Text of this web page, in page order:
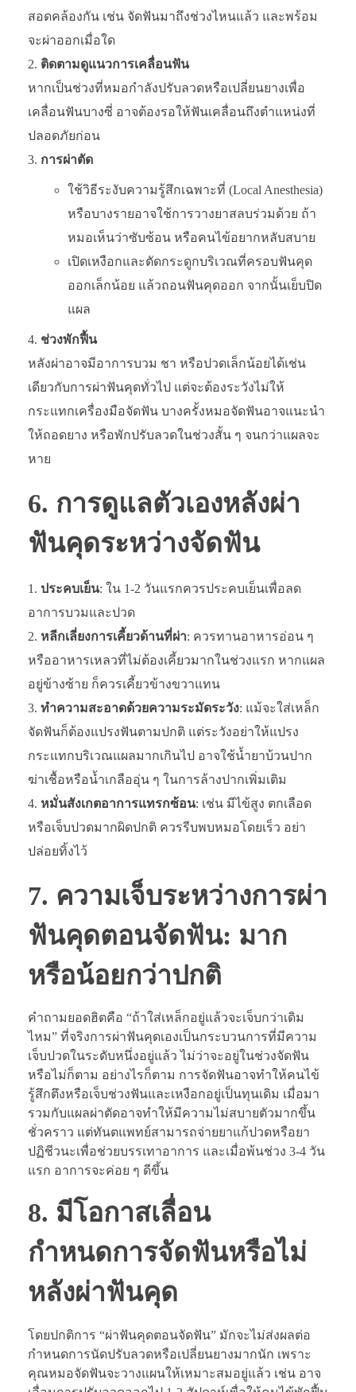
สอดคล้องกัน เช่น จัดฟันมาถึงช่วงไหนแล้ว และพร้อม
จะผ่าออกเมื่อใด
ติดตามดูแนวการเคลื่อนฟัน
หากเป็นช่วงที่หมอกำลังปรับลวดหรือเปลี่ยนยางเพื่อ
เคลื่อนฟันบางซี่ อาจต้องรอให้ฟันเคลื่อนถึงตำแหน่งที่
ปลอดภัยก่อน
การผ่าตัด
ใช้วิธีระงับความรู้สึกเฉพาะที่ (Local Anesthesia)
หรือบางรายอาจใช้การวางยาสลบร่วมด้วย ถ้า
หมอเห็นว่าซับซ้อน หรือคนไข้อยากหลับสบาย
เปิดเหงือกและตัดกระดูกบริเวณที่ครอบฟันคุด
ออกเล็กน้อย แล้วถอนฟันคุดออก จากนั้นเย็บปิด
แผล
ช่วงพักฟื้น
หลังผ่าอาจมีอาการบวม ชา หรือปวดเล็กน้อยได้เช่น
เดียวกับการผ่าฟันคุดทั่วไป แต่จะต้องระวังไม่ให้
กระแทกเครื่องมือจัดฟัน บางครั้งหมอจัดฟันอาจแนะนำ
ให้ถอดยาง หรือพักปรับลวดในช่วงสั้น ๆ จนกว่าแผลจะ
หาย
6. การดูแลตัวเองหลังผ่า
ฟันคุดระหว่างจัดฟัน
ประคบเย็น: ใน 1-2 วันแรกควรประคบเย็นเพื่อลด
อาการบวมและปวด
หลีกเลี่ยงการเคี้ยวด้านที่ผ่า: ควรทานอาหารอ่อน ๆ
หรืออาหารเหลวที่ไม่ต้องเคี้ยวมากในช่วงแรก หากแผล
อยู่ข้างซ้าย ก็ควรเคี้ยวข้างขวาแทน
ทำความสะอาดด้วยความระมัดระวัง: แม้จะใส่เหล็ก
จัดฟันก็ต้องแปรงฟันตามปกติ แต่ระวังอย่าให้แปรง
กระแทกบริเวณแผลมากเกินไป อาจใช้น้ำยาบ้วนปาก
ฆ่าเชื้อหรือน้ำเกลืออุ่น ๆ ในการล้างปากเพิ่มเติม
หมั่นสังเกตอาการแทรกซ้อน: เช่น มีไข้สูง ตกเลือด
หรือเจ็บปวดมากผิดปกติ ควรรีบพบหมอโดยเร็ว อย่า
ปล่อยทิ้งไว้
7. ความเจ็บระหว่างการผ่า
ฟันคุดตอนจัดฟัน: มาก
หรือน้อยกว่าปกติ
คำถามยอดฮิตคือ “ถ้าใส่เหล็กอยู่แล้วจะเจ็บกว่าเดิม
ไหม” ที่จริงการผ่าฟันคุดเองเป็นกระบวนการที่มีความ
เจ็บปวดในระดับหนึ่งอยู่แล้ว ไม่ว่าจะอยู่ในช่วงจัดฟัน
หรือไม่ก็ตาม อย่างไรก็ตาม การจัดฟันอาจทำให้คนไข้
รู้สึกตึงหรือเจ็บช่วงฟันและเหงือกอยู่เป็นทุนเดิม เมื่อมา
รวมกับแผลผ่าตัดอาจทำให้มีความไม่สบายตัวมากขึ้น
ชั่วคราว แต่ทันตแพทย์สามารถจ่ายยาแก้ปวดหรือยา
ปฏิชีวนะเพื่อช่วยบรรเทาอาการ และเมื่อพ้นช่วง 3-4 วัน
แรก อาการจะค่อย ๆ ดีขึ้น
8. มีโอกาสเลื่อน
กำหนดการจัดฟันหรือไม่
หลังผ่าฟันคุด
โดยปกติการ “ผ่าฟันคุดตอนจัดฟัน” มักจะไม่ส่งผลต่อ
กำหนดการนัดปรับลวดหรือเปลี่ยนยางมากนัก เพราะ
คุณหมอจัดฟันจะวางแผนให้เหมาะสมอยู่แล้ว เช่น อาจ